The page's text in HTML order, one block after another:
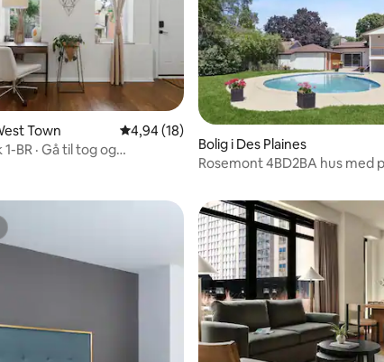
bedømmelse, 25 omtaler
Town 4,94 ud af 5 i gennemsnitlig bedømmelse,
4,94 (18)
BR · Gå til tog og
Bolig i Des Plaines
Rosemont 4BD2BA hus med